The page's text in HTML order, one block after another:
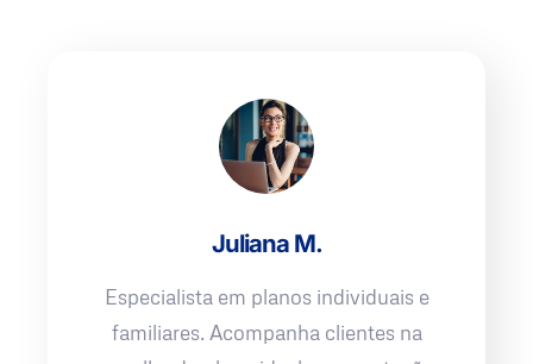
Juliana M.
Especialista em planos individuais e
familiares. Acompanha clientes na